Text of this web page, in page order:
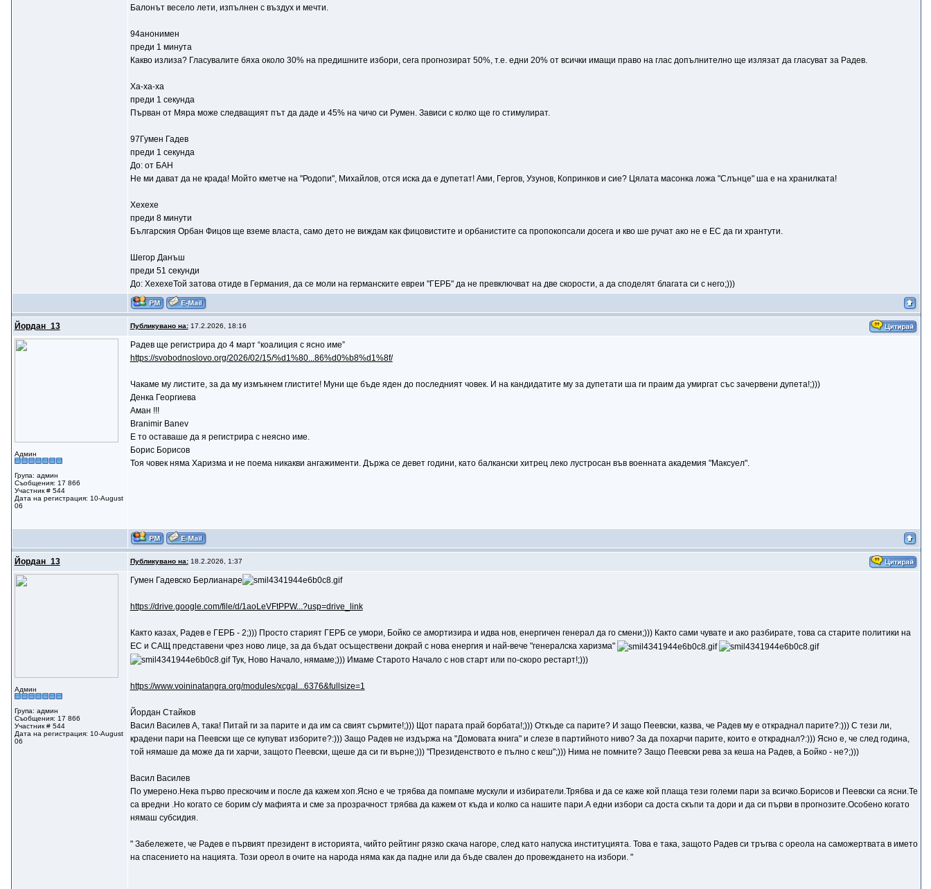
Балонът весело лети, изпълнен с въздух и мечти.
94анонимен
преди 1 минута
Какво излиза? Гласувалите бяха около 30% на предишните избори, сега прогнозират 50%, т.е. едни 20% от всички имащи право на глас допълнително ще излязат да гласуват за Радев.
Ха-ха-ха
преди 1 секунда
Първан от Мяра може следващият път да даде и 45% на чичо си Румен. Зависи с колко ще го стимулират.
97Гумен Гадев
преди 1 секунда
До: от БАН
Не ми дават да не крада! Мойто кметче на "Родопи", Михайлов, отся иска да е дупетат! Ами, Гергов, Узунов, Копринков и сие? Цялата масонка ложа "Слънце" ша е на хранилката!
Хехехе
преди 8 минути
Българския Орбан Фицов ще вземе власта, само дето не виждам как фицовистите и орбанистите са пропокопсали досега и кво ше ручат ако не е ЕС да ги хрантути.
Шегор Данъш
преди 51 секунди
До: ХехехеТой затова отиде в Германия, да се моли на германските евреи "ГЕРБ" да не превключват на две скорости, а да споделят благата си с него;)))
Йордан_13 Публикувано на:17.2.2026, 18:16
Админ
Група: админ
Съобщения: 17 866
Участник # 544
Дата на регистрация: 10-August
06
Радев ще регистрира до 4 март “коалиция с ясно име”
https://svobodnoslovo.org/2026/02/15/%d1%80...86%d0%b8%d1%8f/
Чакаме му листите, за да му измъкнем глистите! Муни ще бъде яден до последният човек. И на кандидатите му за дупетати ша ги праим да умиргат със зачервени дупета!;)))
Денка Георгиева
Аман !!!
Branimir Banev
Е то оставаше да я регистрира с неясно име.
Борис Борисов
Тоя човек няма Харизма и не поема никакви ангажименти. Държа се девет години, като балкански хитрец леко лустросан във военната академия "Максуел".
Йордан_13 Публикувано на:18.2.2026, 1:37
Админ
Група: админ
Съобщения: 17 866
Участник # 544
Дата на регистрация: 10-August
06
Гумен Гадевско Берлианаре
https://drive.google.com/file/d/1aoLeVFtPPW...?usp=drive_link
Както казах, Радев е ГЕРБ - 2;))) Просто старият ГЕРБ се умори, Бойко се амортизира и идва нов, енергичен генерал да го смени;))) Както сами чувате и ако разбирате, това са старите политики на
ЕС и САЩ представени чрез ново лице, за да бъдат осъществени докрай с нова енергия и най-вече "генералска харизма"
Тук, Ново Начало, нямаме;))) Имаме Старото Начало с нов старт или по-скоро рестарт!;)))
https://www.voininatangra.org/modules/xcgal...6376&fullsize=1
Йордан Стайков
Васил Василев A, така! Питай ги за парите и да им са свият сърмите!;))) Щот парата прай борбата!;))) Откъде са парите? И защо Пеевски, казва, че Радев му е откраднал парите?:))) С тези ли,
крадени пари на Пеевски ще се купуват изборите?:))) Защо Радев не издържа на "Домовата книга" и слезе в партийното ниво? За да похарчи парите, които е откраднал?:))) Ясно е, че след година,
той нямаше да може да ги харчи, защото Пеевски, щеше да си ги върне;))) "Президенството е пълно с кеш";))) Нима не помните? Защо Пеевски рева за кеша на Радев, а Бойко - не?;)))
Васил Василев
По умерено.Нека първо прескочим и после да кажем хоп.Ясно е че трябва да помпаме мускули и избиратели.Трябва и да се каже кой плаща тези големи пари за всичко.Борисов и Пеевски са ясни.Те
са вредни .Но когато се борим с/у мафията и сме за прозрачност трябва да кажем от къда и колко са нашите пари.А едни избори са доста скъпи та дори и да си първи в прогнозите.Особено когато
нямаш субсидия.
" Забележете, че Радев е първият президент в историята, чийто рейтинг рязко скача нагоре, след като напуска институцията. Това е така, защото Радев си тръгва с ореола на саможертвата в името
на спасението на нацията. Този ореол в очите на народа няма как да падне или да бъде свален до провеждането на избори. "